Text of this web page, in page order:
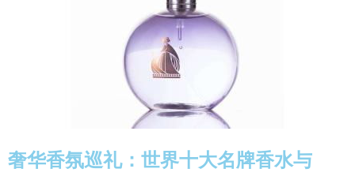
奢华香氛巡礼：世界十大名牌香水与